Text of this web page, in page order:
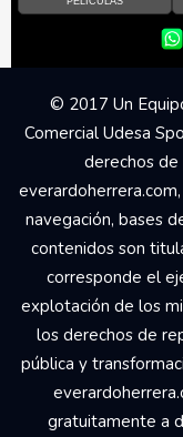
© 2017 Un
Comercial Udesa
derechos
navegación, bases
contenidos son
corresponde el
explotación de los
los derechos de
pública y
gratuitamente a